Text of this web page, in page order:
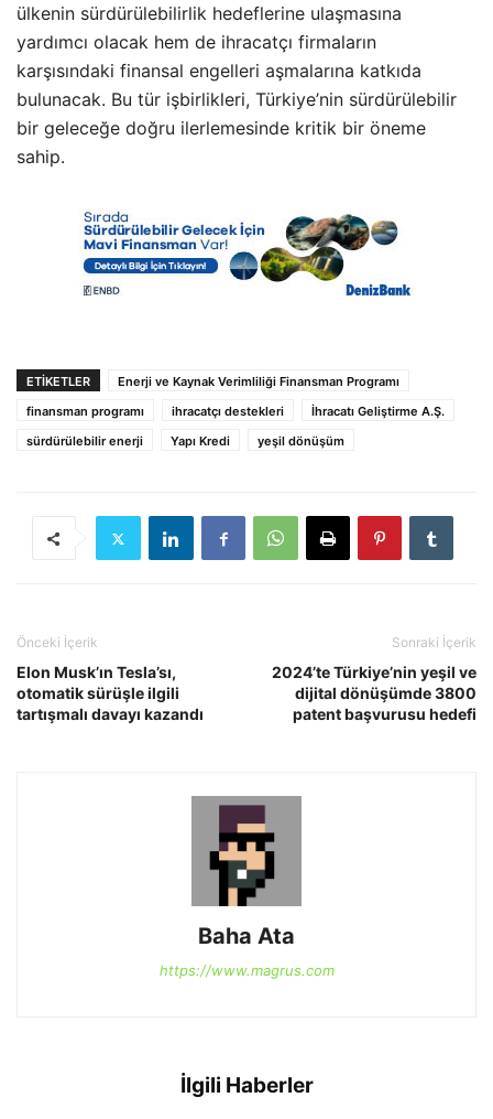
ülkenin sürdürülebilirlik hedeflerine ulaşmasına
yardımcı olacak hem de ihracatçı firmaların
karşısındaki finansal engelleri aşmalarına katkıda
bulunacak. Bu tür işbirlikleri, Türkiye’nin sürdürülebilir
bir geleceğe doğru ilerlemesinde kritik bir öneme
sahip.
ETIKETLER
Enerji ve Kaynak Verimliliği Finansman Programı
finansman programı
ihracatçı destekleri
İhracatı Geliştirme A.Ş.
sürdürülebilir enerji
Yapı Kredi yeşil dönüşüm
Önceki İçerik
Elon Musk’ın Tesla’sı,
otomatik sürüşle ilgili
tartışmalı davayı kazandı
Sonraki İçerik
2024’te Türkiye’nin yeşil ve
dijital dönüşümde 3800
patent başvurusu hedefi
Baha Ata
https://www.magrus.com
İlgili Haberler